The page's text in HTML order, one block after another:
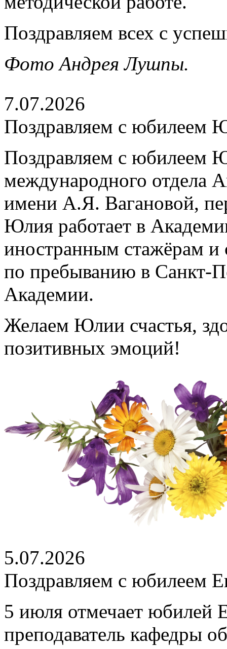
Поздравляем всех с
Фото Андрея Лушпы.
7.07.2026
Поздравляем с юбилеем
Поздравляем с юбилеем
международного отдела
имени А.Я. Вагановой,
Юлия работает в
иностранным стажёрам и
по пребыванию в Санкт-
Академии.
Желаем Юлии счастья,
позитивных эмоций!
5.07.2026
Поздравляем с юбилеем
5 июля отмечает юбилей
преподаватель кафедры